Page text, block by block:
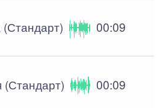
00:09
00:09